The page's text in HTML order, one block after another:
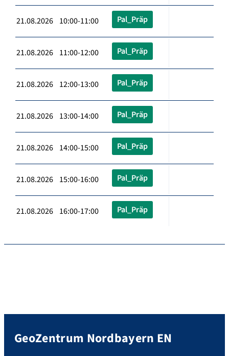
21.08.2026 10:00-11:00 Pal_Präp
21.08.2026 11:00-12:00 Pal_Präp
21.08.2026 12:00-13:00 Pal_Präp
21.08.2026 13:00-14:00 Pal_Präp
21.08.2026 14:00-15:00 Pal_Präp
21.08.2026 15:00-16:00 Pal_Präp
21.08.2026 16:00-17:00 Pal_Präp
GeoZentrum Nordbayern EN